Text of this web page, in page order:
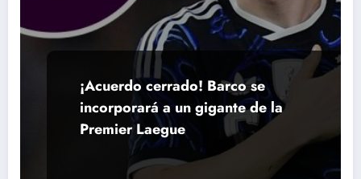
¡Acuerdo cerrado! Barco se
incorporará a un gigante de la
Premier Laegue